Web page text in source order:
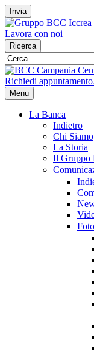
Invia
Lavora con noi
Ricerca
Richiedi appuntamento
Menu
La Banca
Indietro
Chi Siamo
La Storia
Il Gruppo